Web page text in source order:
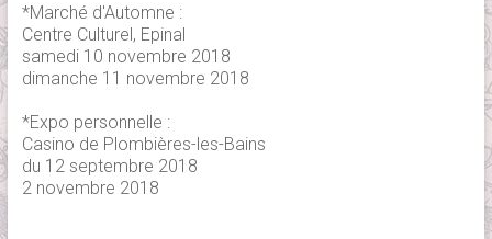
*Marché d'Automne :
Centre Culturel, Epinal
samedi 10 novembre 2018
dimanche 11 novembre 2018
*Expo personnelle :
Casino de Plombières-les-Bains
du 12 septembre 2018
2 novembre 2018